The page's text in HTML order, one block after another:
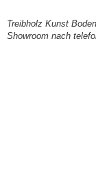
Treibholz Kunst
Showroom nach